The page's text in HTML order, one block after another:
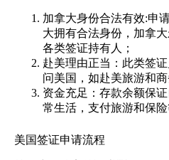
加拿大身份合法有效:申
大拥有合法身份，加拿
各类签证持有人；
赴美理由正当：此类签
问美国，如赴美旅游和商
资金充足：存款余额保
常生活，支付旅游和保险
美国签证申请流程